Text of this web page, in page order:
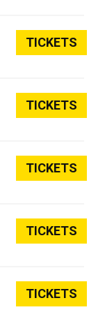
TICKETS
TICKETS
TICKETS
TICKETS
TICKETS